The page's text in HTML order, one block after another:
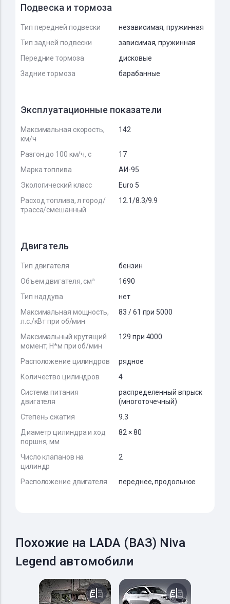
Подвеска и тормоза
Тип передней подвески
независимая, пружинная
Тип задней подвески
зависимая, пружинная
Передние тормоза
дисковые
Задние тормоза
барабанные
Эксплуатационные показатели
Максимальная скорость,
км/ч
142
Разгон до 100 км/ч, с
17
Марка топлива
АИ-95
Экологический класс
Euro 5
Расход топлива, л город/
трасса/смешанный
12.1/8.3/9.9
Двигатель
Тип двигателя
бензин
Объем двигателя, см³
1690
Тип наддува
нет
Максимальная мощность,
л.с./кВт при об/мин
83 / 61 при 5000
Максимальный крутящий
момент, Н*м при об/мин
129 при 4000
Расположение цилиндров
рядное
Количество цилиндров
4
Система питания
двигателя
распределенный впрыск
(многоточечный)
Степень сжатия
9.3
Диаметр цилиндра и ход
поршня, мм
82 × 80
Число клапанов на
цилиндр
2
Расположение двигателя переднее, продольное
Похожие на LADA (ВАЗ) Niva
Legend автомобили